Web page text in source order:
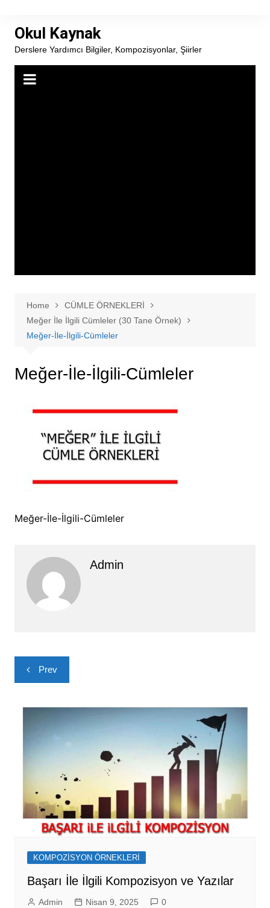
contentOkul Kaynak
Derslere Yardımcı Bilgiler, Kompozisyonlar, Şiirler
Home
CÜMLE ÖRNEKLERİ
Meğer İle İlgili Cümleler (30 Tane Örnek)
Meğer-İle-İlgili-Cümleler
Meğer-İle-İlgili-Cümleler
Meğer-İle-İlgili-Cümleler
Admin
Yazı
gezinmesi
Prev
KOMPOZİSYON ÖRNEKLERİ
Başarı İle İlgili Kompozisyon ve Yazılar
Admin Nisan 9, 2025 0